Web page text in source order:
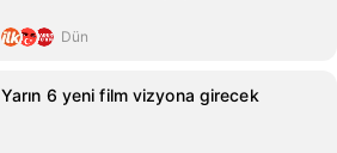
Dün
Yarın 6 yeni film vizyona girecek